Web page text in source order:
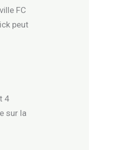
FC
peut
4
sur la